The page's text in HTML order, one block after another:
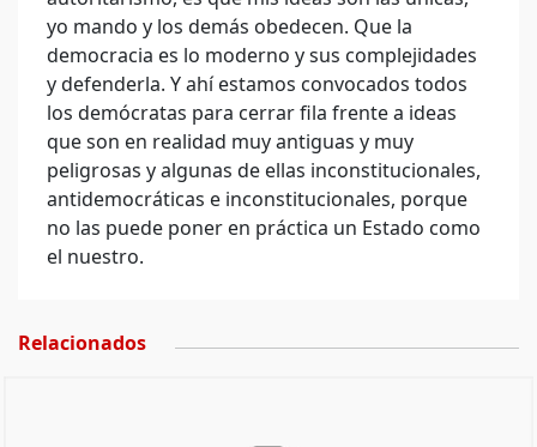
yo mando y los demás obedecen. Que la
democracia es lo moderno y sus complejidades
y defenderla. Y ahí estamos convocados todos
los demócratas para cerrar fila frente a ideas
que son en realidad muy antiguas y muy
peligrosas y algunas de ellas inconstitucionales,
antidemocráticas e inconstitucionales, porque
no las puede poner en práctica un Estado como
el nuestro.
Relacionados